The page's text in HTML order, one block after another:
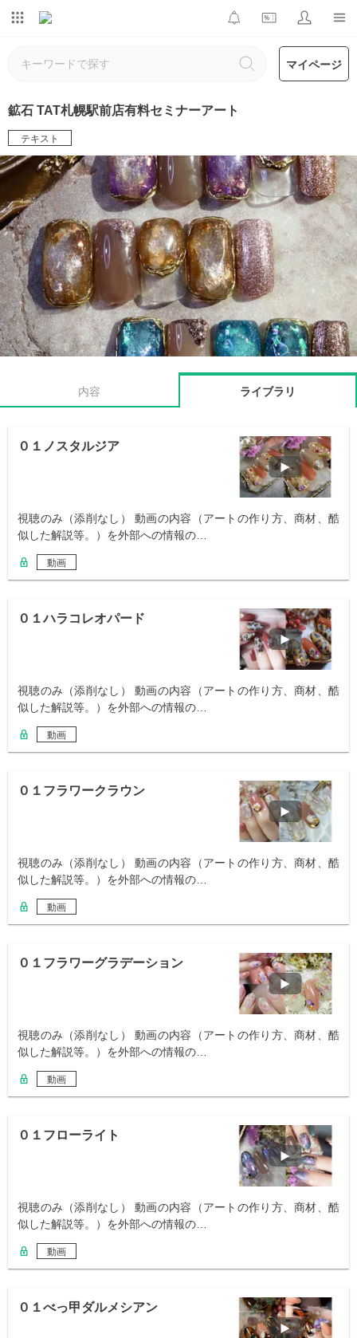
マイページ
鉱石 TAT札幌駅前店有料セミナーアート
テキスト
内容 ライブラリ
０１ノスタルジア
視聴のみ（添削なし） 動画の内容（アートの作り方、商材、酷
似した解説等。）を外部への情報の…
動画
０１ハラコレオパード
視聴のみ（添削なし） 動画の内容（アートの作り方、商材、酷
似した解説等。）を外部への情報の…
動画
０１フラワークラウン
視聴のみ（添削なし） 動画の内容（アートの作り方、商材、酷
似した解説等。）を外部への情報の…
動画
０１フラワーグラデーション
視聴のみ（添削なし） 動画の内容（アートの作り方、商材、酷
似した解説等。）を外部への情報の…
動画
０１フローライト
視聴のみ（添削なし） 動画の内容（アートの作り方、商材、酷
似した解説等。）を外部への情報の…
動画
０１べっ甲ダルメシアン